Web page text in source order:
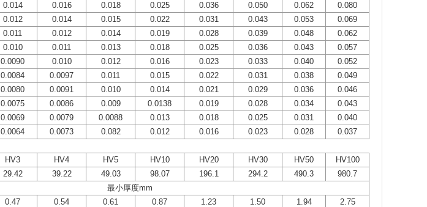
0.014 0.016 0.018 0.025 0.036 0.050 0.062
0.080
0.012 0.014 0.015 0.022 0.031 0.043 0.053
0.069
0.011 0.012 0.014 0.019 0.028 0.039 0.048
0.062
0.010 0.011 0.013 0.018 0.025 0.036 0.043
0.057
0.0090 0.010 0.012 0.016 0.023 0.033 0.040
0.052
0.0084 0.0097 0.011 0.015 0.022 0.031 0.038
0.049
0.0080 0.0091 0.010 0.014 0.021 0.029 0.036
0.046
0.0075 0.0086 0.009 0.0138 0.019 0.028 0.034
0.043
0.0069 0.0079 0.0088 0.013 0.018 0.025 0.031
0.040
0.0064 0.0073 0.082 0.012 0.016 0.023 0.028 0.037
HV3 HV4 HV5 HV10 HV20 HV30 HV50
HV100
29.42 39.22 49.03 98.07 196.1 294.2 490.3
980.7
最小厚度mm
0.47 0.54 0.61 0.87 1.23 1.50 1.94
2.75